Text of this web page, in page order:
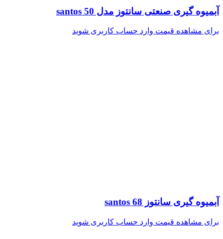
آبمیوه گیری صنعتی سانتوز مدل santos 50
برای مشاهده قیمت وارد حساب کاربری شوید
آبمیوه گیری سانتوز santos 68
برای مشاهده قیمت وارد حساب کاربری شوید